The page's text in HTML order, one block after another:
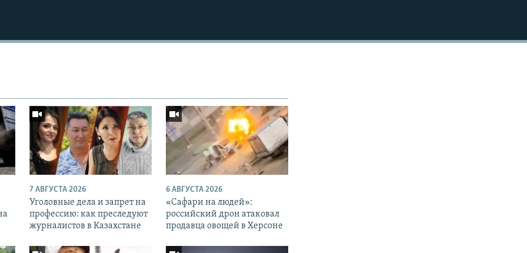
7 АВГУСТА 2026
Уголовные дела и запрет на
профессию: как преследуют
журналистов в Казахстане
6 АВГУСТА 2026
«Cафари на людей»:
российский дрон атаковал
продавца овощей в Херсоне